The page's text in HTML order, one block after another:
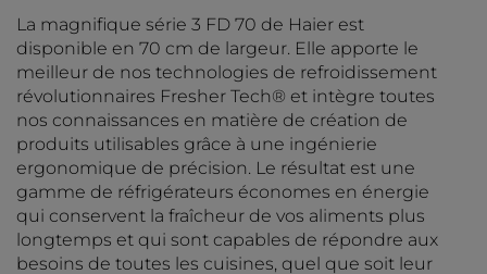
La magnifique série 3 FD 70 de Haier est
disponible en 70 cm de largeur. Elle apporte le
meilleur de nos technologies de refroidissement
révolutionnaires Fresher Tech® et intègre toutes
nos connaissances en matière de création de
produits utilisables grâce à une ingénierie
ergonomique de précision. Le résultat est une
gamme de réfrigérateurs économes en énergie
qui conservent la fraîcheur de vos aliments plus
longtemps et qui sont capables de répondre aux
besoins de toutes les cuisines, quel que soit leur